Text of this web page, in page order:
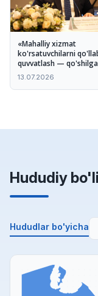
«Mahalliy xizmat
ko'rsatuvchilarni
quvvatlash —
qiymatni oshirishga
qiladi» — Ilhomjon
13.07.2026
Hududiy
Hududlar bo'yicha